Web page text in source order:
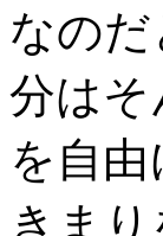
なの
分はそ
を自
きま